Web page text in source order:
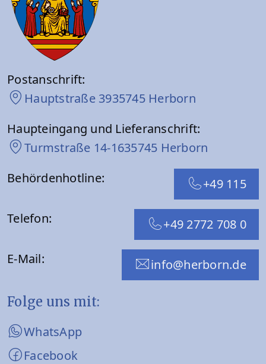
Postanschrift:
Hauptstraße 3935745 Herborn
Haupteingang und Lieferanschrift:
Turmstraße 14-1635745 Herborn
Behördenhotline:
+49 115
Telefon: +49 2772 708 0
E-Mail: info@herborn.de
Folge uns mit:
WhatsApp
Facebook